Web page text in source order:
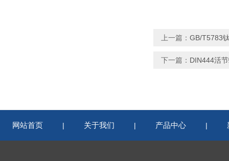
上一篇： GB/T5783
下一篇： DIN444活
网站首页 | 关于我们 | 产品中心 |